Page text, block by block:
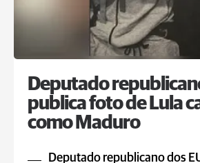
Deputado
publica foto de Lula
como Maduro
Deputado republicano dos